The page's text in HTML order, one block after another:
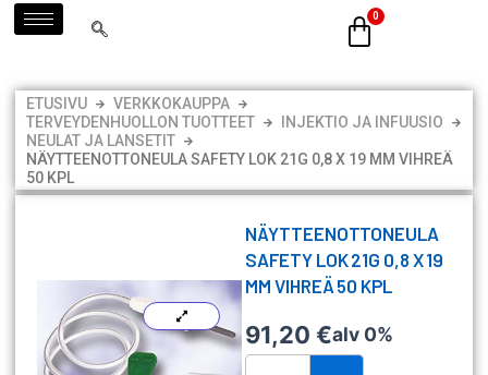
Siirry
sisältöön
ETUSIVU
VERKKOKAUPPA
TERVEYDENHUOLLON TUOTTEET
INJEKTIO JA INFUUSIO
NEULAT JA LANSETIT
NÄYTTEENOTTONEULA SAFETY LOK 21G 0,8 X 19 MM VIHREÄ
50 KPL
NÄYTTEENOTTONEULA
SAFETY LOK 21G 0,8 X 19
MM VIHREÄ 50 KPL
91,20€alv 0%
Näytteenottoneula